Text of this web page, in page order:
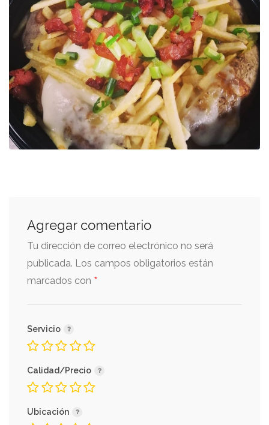
Agregar comentario
Tu dirección de correo electrónico no será
publicada. Los campos obligatorios están
marcados con *
Servicio
Calidad/Precio
Ubicación